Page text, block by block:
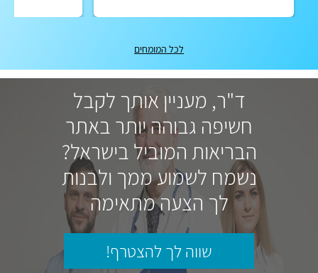
לכל המומחים
ד"ר, מעניין אותך לקבל
חשיפה גבוהה יותר באתר
הבריאות המוביל בישראל?
נשמח לשמוע ממך ולבנות
לך הצעה מתאימה
שווה לך להצטרף!